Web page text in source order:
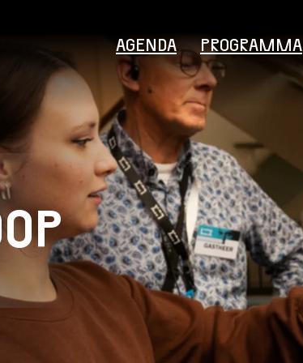
AGENDA PROGRAMMA
Bezoekersinformatie
Educatie